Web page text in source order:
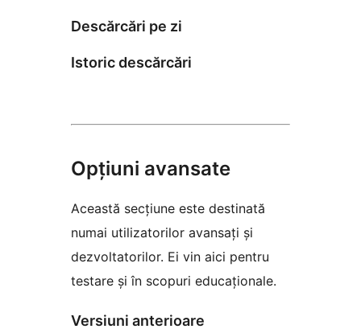
Descărcări pe zi
Istoric descărcări
Opțiuni avansate
Această secțiune este destinată
numai utilizatorilor avansați și
dezvoltatorilor. Ei vin aici pentru
testare și în scopuri educaționale.
Versiuni anterioare